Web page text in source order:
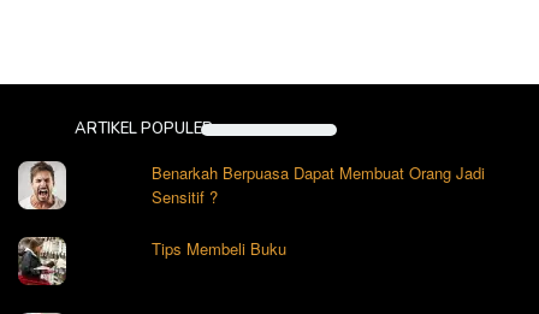
ARTIKEL POPULER
Benarkah Berpuasa Dapat Membuat Orang Jadi
Sensitif ?
Tips Membeli Buku